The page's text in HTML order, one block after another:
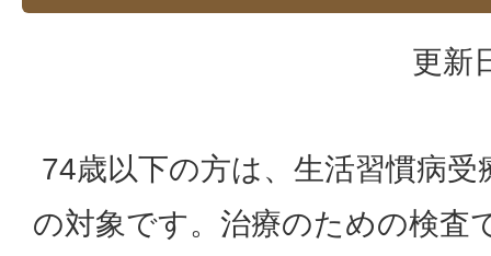
更新
74歳以下の方は、生活習慣病受
の対象です。治療のための検査